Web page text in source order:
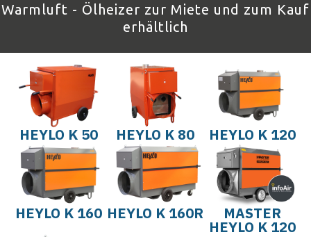
Warmluft - Ölheizer zur Miete und zum Kauf
erhältlich
HEYLO K 50 HEYLO K 80 HEYLO K 120
HEYLO K 160 HEYLO K 160R MASTER
HEYLO K 120